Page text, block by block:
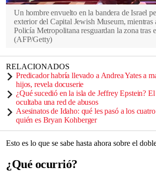
Un hombre envuelto en la bandera de Israel
exterior del Capital Jewish Museum, mientras
Policía Metropolitana resguardan la zona tras
(AFP/Getty)
RELACIONADOS
Predicador habría llevado a Andrea Yates a
hijos, revela docuserie
¿Qué sucedió en la isla de Jeffrey Epstein?
ocultaba una red de abusos
Asesinatos de Idaho: qué les pasó a los
quién es Bryan Kohberger
Esto es lo que se sabe hasta ahora sobre el
¿Qué ocurrió?